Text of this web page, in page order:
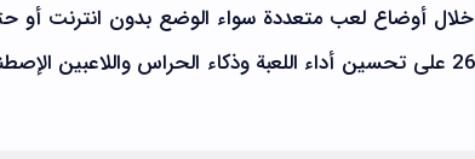
16 مود 26 على تحسين أداء اللعبة وذكاء الحراس